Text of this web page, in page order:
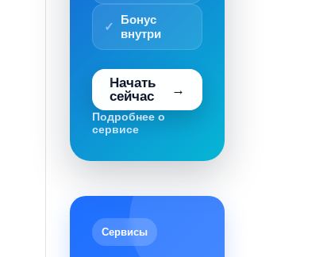
Бонус
внутри
Начать
сейчас
Подробнее о
сервисе
Сервисы